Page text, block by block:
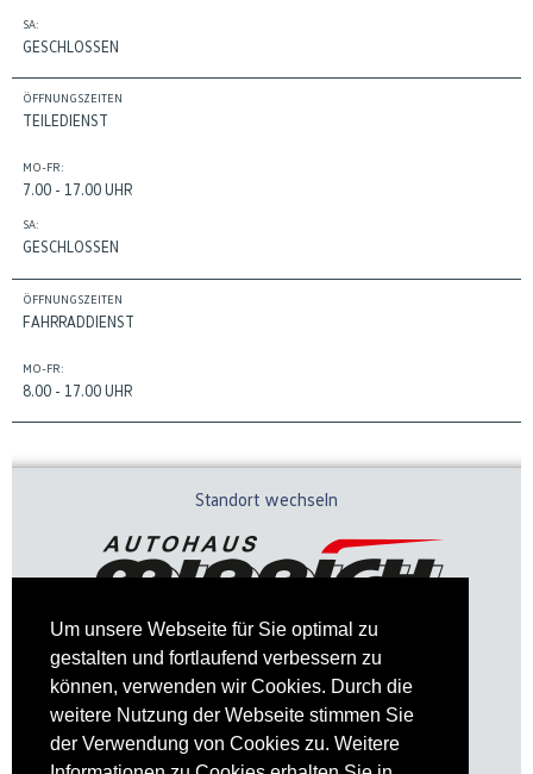
Um unsere Webseite für Sie optimal zu
gestalten und fortlaufend verbessern zu
können, verwenden wir Cookies. Durch die
weitere Nutzung der Webseite stimmen Sie
der Verwendung von Cookies zu. Weitere
SA:
GESCHLOSSEN
ÖFFNUNGSZEITEN
TEILEDIENST
MO-FR:
7.00 - 17.00 UHR
SA:
GESCHLOSSEN
ÖFFNUNGSZEITEN
FAHRRADDIENST
MO-FR:
8.00 - 17.00 UHR
Standort wechseln